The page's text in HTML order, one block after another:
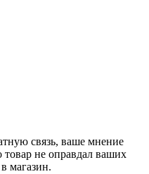
связь, ваше мнение
не оправдал ваших
магазин.